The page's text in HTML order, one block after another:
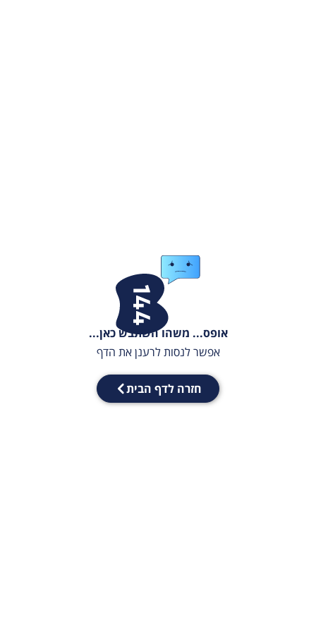
אופס... משהו השתבש כאן...
אפשר לנסות לרענן את הדף
חזרה לדף הבית